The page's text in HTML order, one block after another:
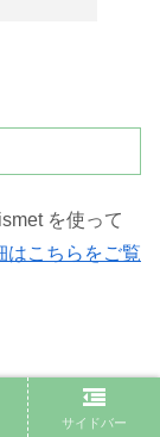
を使って
はこちらをご覧
サイドバー